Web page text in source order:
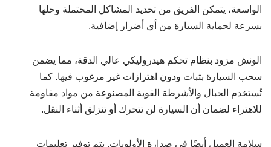
الواسعة، يتمكن الفريق من تحديد المشاكل المحتملة وحلها
بسرعة لحماية السيارة من أي أضرار إضافية.
الونش مزود بنظام تحكم هيدروليكي عالي الدقة، مما يضمن
سحب السيارة بثبات ودون اهتزازات غير مرغوب فيها. كما
تُستخدم الحبال والأشرطة القوية المصنوعة من مواد مقاومة
للاهتراء لضمان أن السيارة لن تتحرك أو تنزلق أثناء النقل.
سلامة العميل أيضًا في صدارة الأولويات. يتم توفير تعليمات